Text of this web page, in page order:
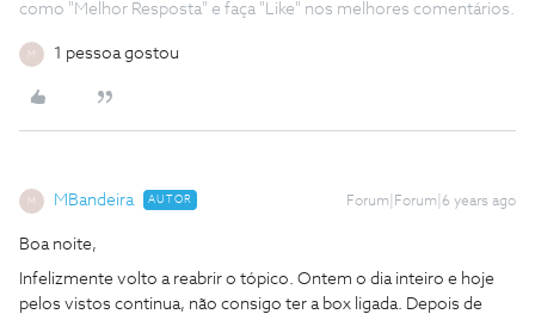
como "Melhor Resposta" e faça "Like" nos melhores comentários.
M 1 pessoa gostou
M MBandeira AUTOR Forum|Forum|6 years ago
Boa noite,
Infelizmente volto a reabrir o tópico. Ontem o dia inteiro e hoje
pelos vistos continua, não consigo ter a box ligada. Depois de